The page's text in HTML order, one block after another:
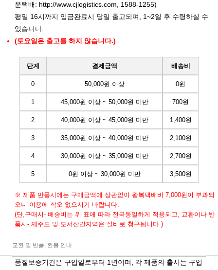
운택배: http://www.cjlogistics.com, 1588-1255)
평일 16시까지 입금완료시 당일 출고되며, 1~2일 후 수령하실 수
있습니다.
(토요일은 출고를 하지 않습니다.)
단계 결제금액 배송비
0 50,000원 이상 0원
1 45,000원 이상 ~ 50,000원 미만 700원
2 40,000원 이상 ~ 45,000원 미만 1,400원
3 35,000원 이상 ~ 40,000원 미만 2,100원
4 30,000원 이상 ~ 35,000원 미만 2,700원
5 0원 이상 ~ 30,000원 미만 3,500원
※ 제품 반품시에는 구매금액에 상관없이 왕복택배비 7,000원이 부과되
오니 이용에 착오 없으시기 바랍니다.
(단,구매시- 배송비는 위 표에 따라 전국동일하게 적용되고, 교환이나 반
품시- 제주도 및 도서산간지역은 실비로 청구됩니다.)
교환 및 반품, 환불 안내
품질보증기간은 구입일로부터 1년이며, 각 제품의 출시는 구입